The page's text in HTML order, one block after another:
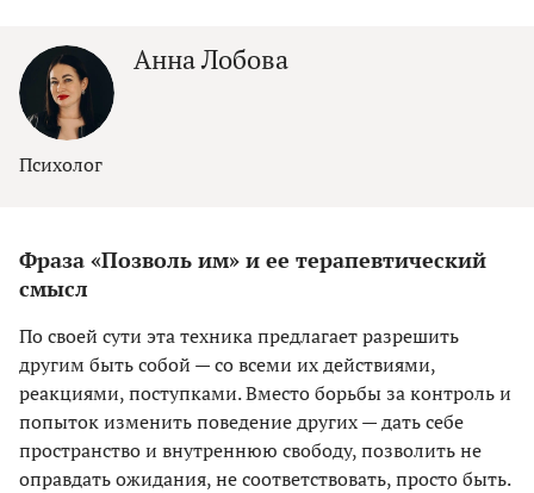
Анна Лобова
Психолог
Фраза «Позволь им» и ее терапевтический
смысл
По своей сути эта техника предлагает разрешить
другим быть собой — со всеми их действиями,
реакциями, поступками. Вместо борьбы за контроль и
попыток изменить поведение других — дать себе
пространство и внутреннюю свободу, позволить не
оправдать ожидания, не соответствовать, просто быть.